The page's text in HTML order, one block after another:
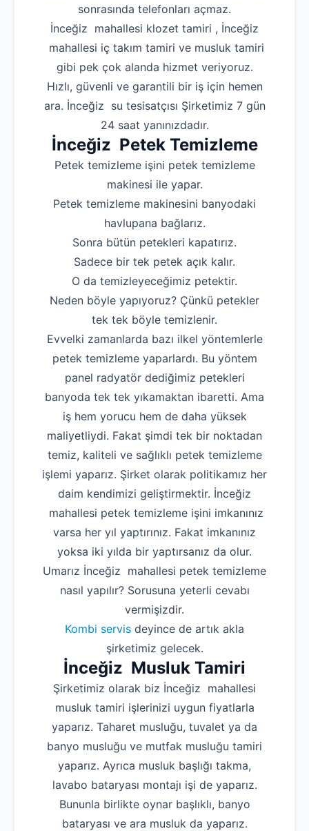
Robotla
Su Kaçağı
Profesyonel Petek
Uzmana Sor
Hakkımızda
İletişim
sonrasında telefonları açmaz.
İnceğiz mahallesi klozet tamiri , İnceğiz
mahallesi iç takım tamiri ve musluk tamiri
gibi pek çok alanda hizmet veriyoruz.
Hızlı, güvenli ve garantili bir iş için hemen
ara. İnceğiz su tesisatçısı Şirketimiz 7 gün
24 saat yanınızdadır.
İnceğiz Petek Temizleme
Petek temizleme işini petek temizleme
makinesi ile yapar.
Petek temizleme makinesini banyodaki
havlupana bağlarız.
Sonra bütün petekleri kapatırız.
Sadece bir tek petek açık kalır.
O da temizleyeceğimiz petektir.
Neden böyle yapıyoruz? Çünkü petekler
tek tek böyle temizlenir.
Evvelki zamanlarda bazı ilkel yöntemlerle
petek temizleme yaparlardı. Bu yöntem
panel radyatör dediğimiz petekleri
banyoda tek tek yıkamaktan ibaretti. Ama
iş hem yorucu hem de daha yüksek
maliyetliydi. Fakat şimdi tek bir noktadan
temiz, kaliteli ve sağlıklı petek temizleme
işlemi yaparız. Şirket olarak politikamız her
daim kendimizi geliştirmektir. İnceğiz
mahallesi petek temizleme işini imkanınız
varsa her yıl yaptırınız. Fakat imkanınız
yoksa iki yılda bir yaptırsanız da olur.
Umarız İnceğiz mahallesi petek temizleme
nasıl yapılır? Sorusuna yeterli cevabı
vermişizdir.
Kombi servis deyince de artık akla
şirketimiz gelecek.
İnceğiz Musluk Tamiri
Şirketimiz olarak biz İnceğiz mahallesi
musluk tamiri işlerinizi uygun fiyatlarla
yaparız. Taharet musluğu, tuvalet ya da
banyo musluğu ve mutfak musluğu tamiri
yaparız. Ayrıca musluk başlığı takma,
lavabo bataryası montajı işi de yaparız.
Bununla birlikte oynar başlıklı, banyo
bataryası ve ara musluk da yaparız.